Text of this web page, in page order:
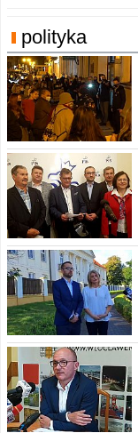
polityka